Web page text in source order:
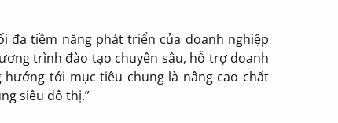
đa tiềm năng phát triển của doanh nghiệp
trình đào tạo chuyên sâu, hỗ trợ doanh
tới mục tiêu chung là nâng cao chất
siêu đô thị.”